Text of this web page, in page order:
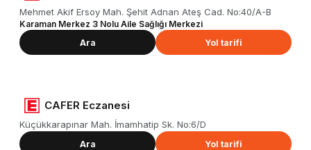
Mehmet Akif Ersoy Mah. Şehit Adnan Ateş Cad. No:40/A-B
Karaman Merkez 3 Nolu Aile Sağlığı Merkezi
Ara
Yol tarifi
CAFER Eczanesi
Küçükkarapınar Mah. İmamhatip Sk. No:6/D
Ara Yol tarifi